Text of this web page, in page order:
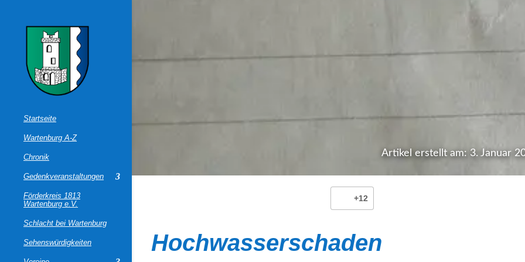
Startseite
Wartenburg A-Z
Chronik
Gedenkveranstaltungen
Förderkreis 1813
Wartenburg e.V.
Schlacht bei Wartenburg
Sehenswürdigkeiten
Artikel erstellt am: 3. Januar
+12
Hochwasserschaden